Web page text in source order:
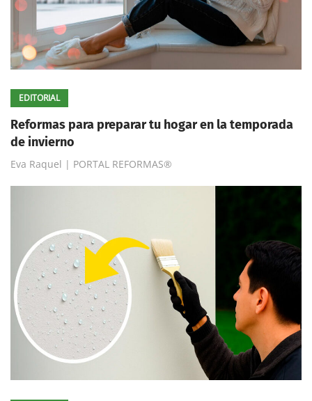
EDITORIAL
Reformas para preparar tu hogar en la temporada
de invierno
Eva Raquel | PORTAL REFORMAS®